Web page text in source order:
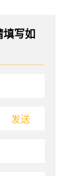
写如
发送